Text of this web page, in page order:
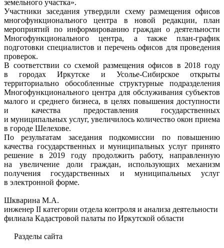
земельного участка».
Участники заседания утвердили схему размещения офисов
многофункционального центра в новой редакции, план
мероприятий по информированию граждан о деятельности
Многофункционального центра, а также план-график
подготовки специалистов и перечень офисов для проведения
проверок.
В соответствии со схемой размещения офисов в 2018 году
в городах Иркутске и Усолье-Сибирское открыты
территориально обособленные структурные подразделения
Многофункционального центра для обслуживания субъектов
малого и среднего бизнеса, в целях повышения доступности
и качества предоставления государственных
и муниципальных услуг, увеличилось количество окон приема
в городе Шелехове.
По результатам заседания подкомиссии по повышению
качества государственных и муниципальных услуг принято
решение в 2019 году продолжить работу, направленную
на увеличение доли граждан, использующих механизм
получения государственных и муниципальных услуг
в электронной форме.
Шкварина М.А.
инженер II категории отдела контроля и анализа деятельности
филиала Кадастровой палаты по Иркутской области
Разделы сайта